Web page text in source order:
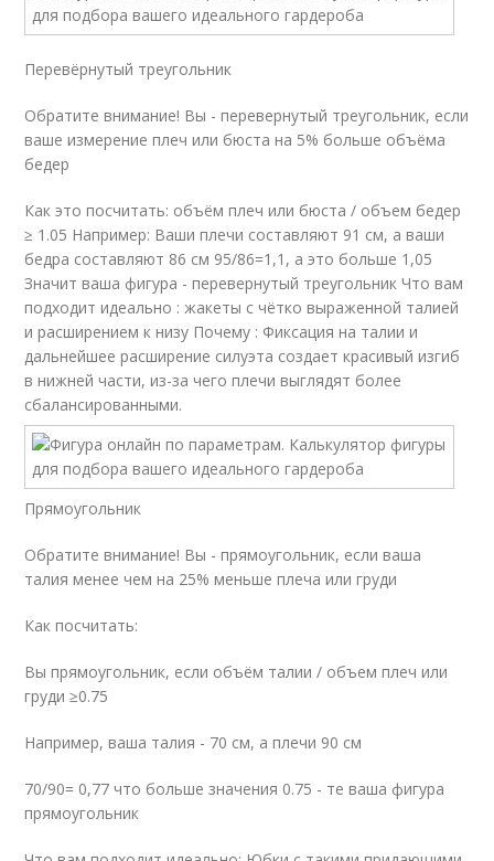
Перевёрнутый треугольник
Обратите внимание! Вы - перевернутый треугольник, если
ваше измерение плеч или бюста на 5% больше объёма
бедер
Как это посчитать: объём плеч или бюста / объем бедер
≥ 1.05 Например: Ваши плечи составляют 91 см, а ваши
бедра составляют 86 см 95/86=1,1, а это больше 1,05
Значит ваша фигура - перевернутый треугольник Что вам
подходит идеально : жакеты с чётко выраженной талией
и расширением к низу Почему : Фиксация на талии и
дальнейшее расширение силуэта создает красивый изгиб
в нижней части, из-за чего плечи выглядят более
сбалансированными.
Прямоугольник
Обратите внимание! Вы - прямоугольник, если ваша
талия менее чем на 25% меньше плеча или груди
Как посчитать:
Вы прямоугольник, если объём талии / объем плеч или
груди ≥0.75
Например, ваша талия - 70 см, а плечи 90 см
70/90= 0,77 что больше значения 0.75 - те ваша фигура
прямоугольник